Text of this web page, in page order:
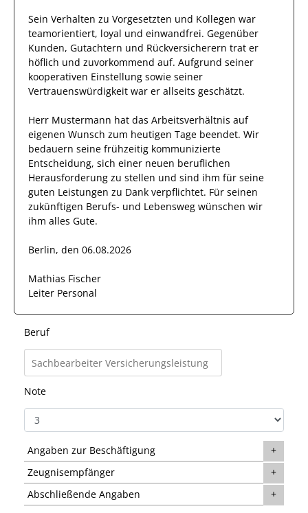
Sein Verhalten zu Vorgesetzten und Kollegen war
teamorientiert, loyal und einwandfrei. Gegenüber
Kunden, Gutachtern und Rückversicherern trat er
höflich und zuvorkommend auf. Aufgrund seiner
kooperativen Einstellung sowie seiner
Vertrauenswürdigkeit war er allseits geschätzt.
Herr Mustermann hat das Arbeitsverhältnis auf
eigenen Wunsch zum heutigen Tage beendet. Wir
bedauern seine frühzeitig kommunizierte
Entscheidung, sich einer neuen beruflichen
Herausforderung zu stellen und sind ihm für seine
guten Leistungen zu Dank verpflichtet. Für seinen
zukünftigen Berufs- und Lebensweg wünschen wir
ihm alles Gute.
Berlin, den 06.08.2026
Mathias Fischer
Leiter Personal
Beruf
Note
Angaben zur Beschäftigung
Zeugnisempfänger
Abschließende Angaben